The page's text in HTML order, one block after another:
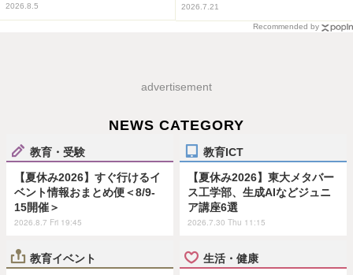
2026.8.5 2026.7.21
Recommended by
advertisement
NEWS CATEGORY
教育・受験
【夏休み2026】すぐ行けるイ
ベント情報おまとめ便＜8/9-
15開催＞
2026.8.7 Fri 19:45
教育ICT
【夏休み2026】東大メタバー
ス工学部、生成AIなどジュニ
ア講座6選
2026.7.30 Thu 11:15
教育イベント 生活・健康